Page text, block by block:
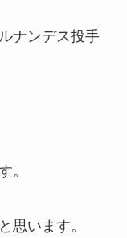
ナンデス投手
。
思います。